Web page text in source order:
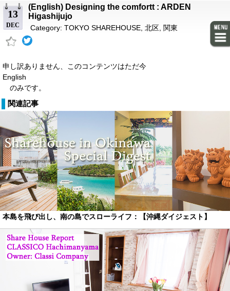
13
DEC
(English) Designing the comfortt : ARDEN
Higashijujo
Category: TOKYO SHAREHOUSE 北区 関東
申し訳ありません、このコンテンツはただ今
English
のみです。
関連記事
本島を飛び出し、南の島でスローライフ：【沖縄ダイジェスト】